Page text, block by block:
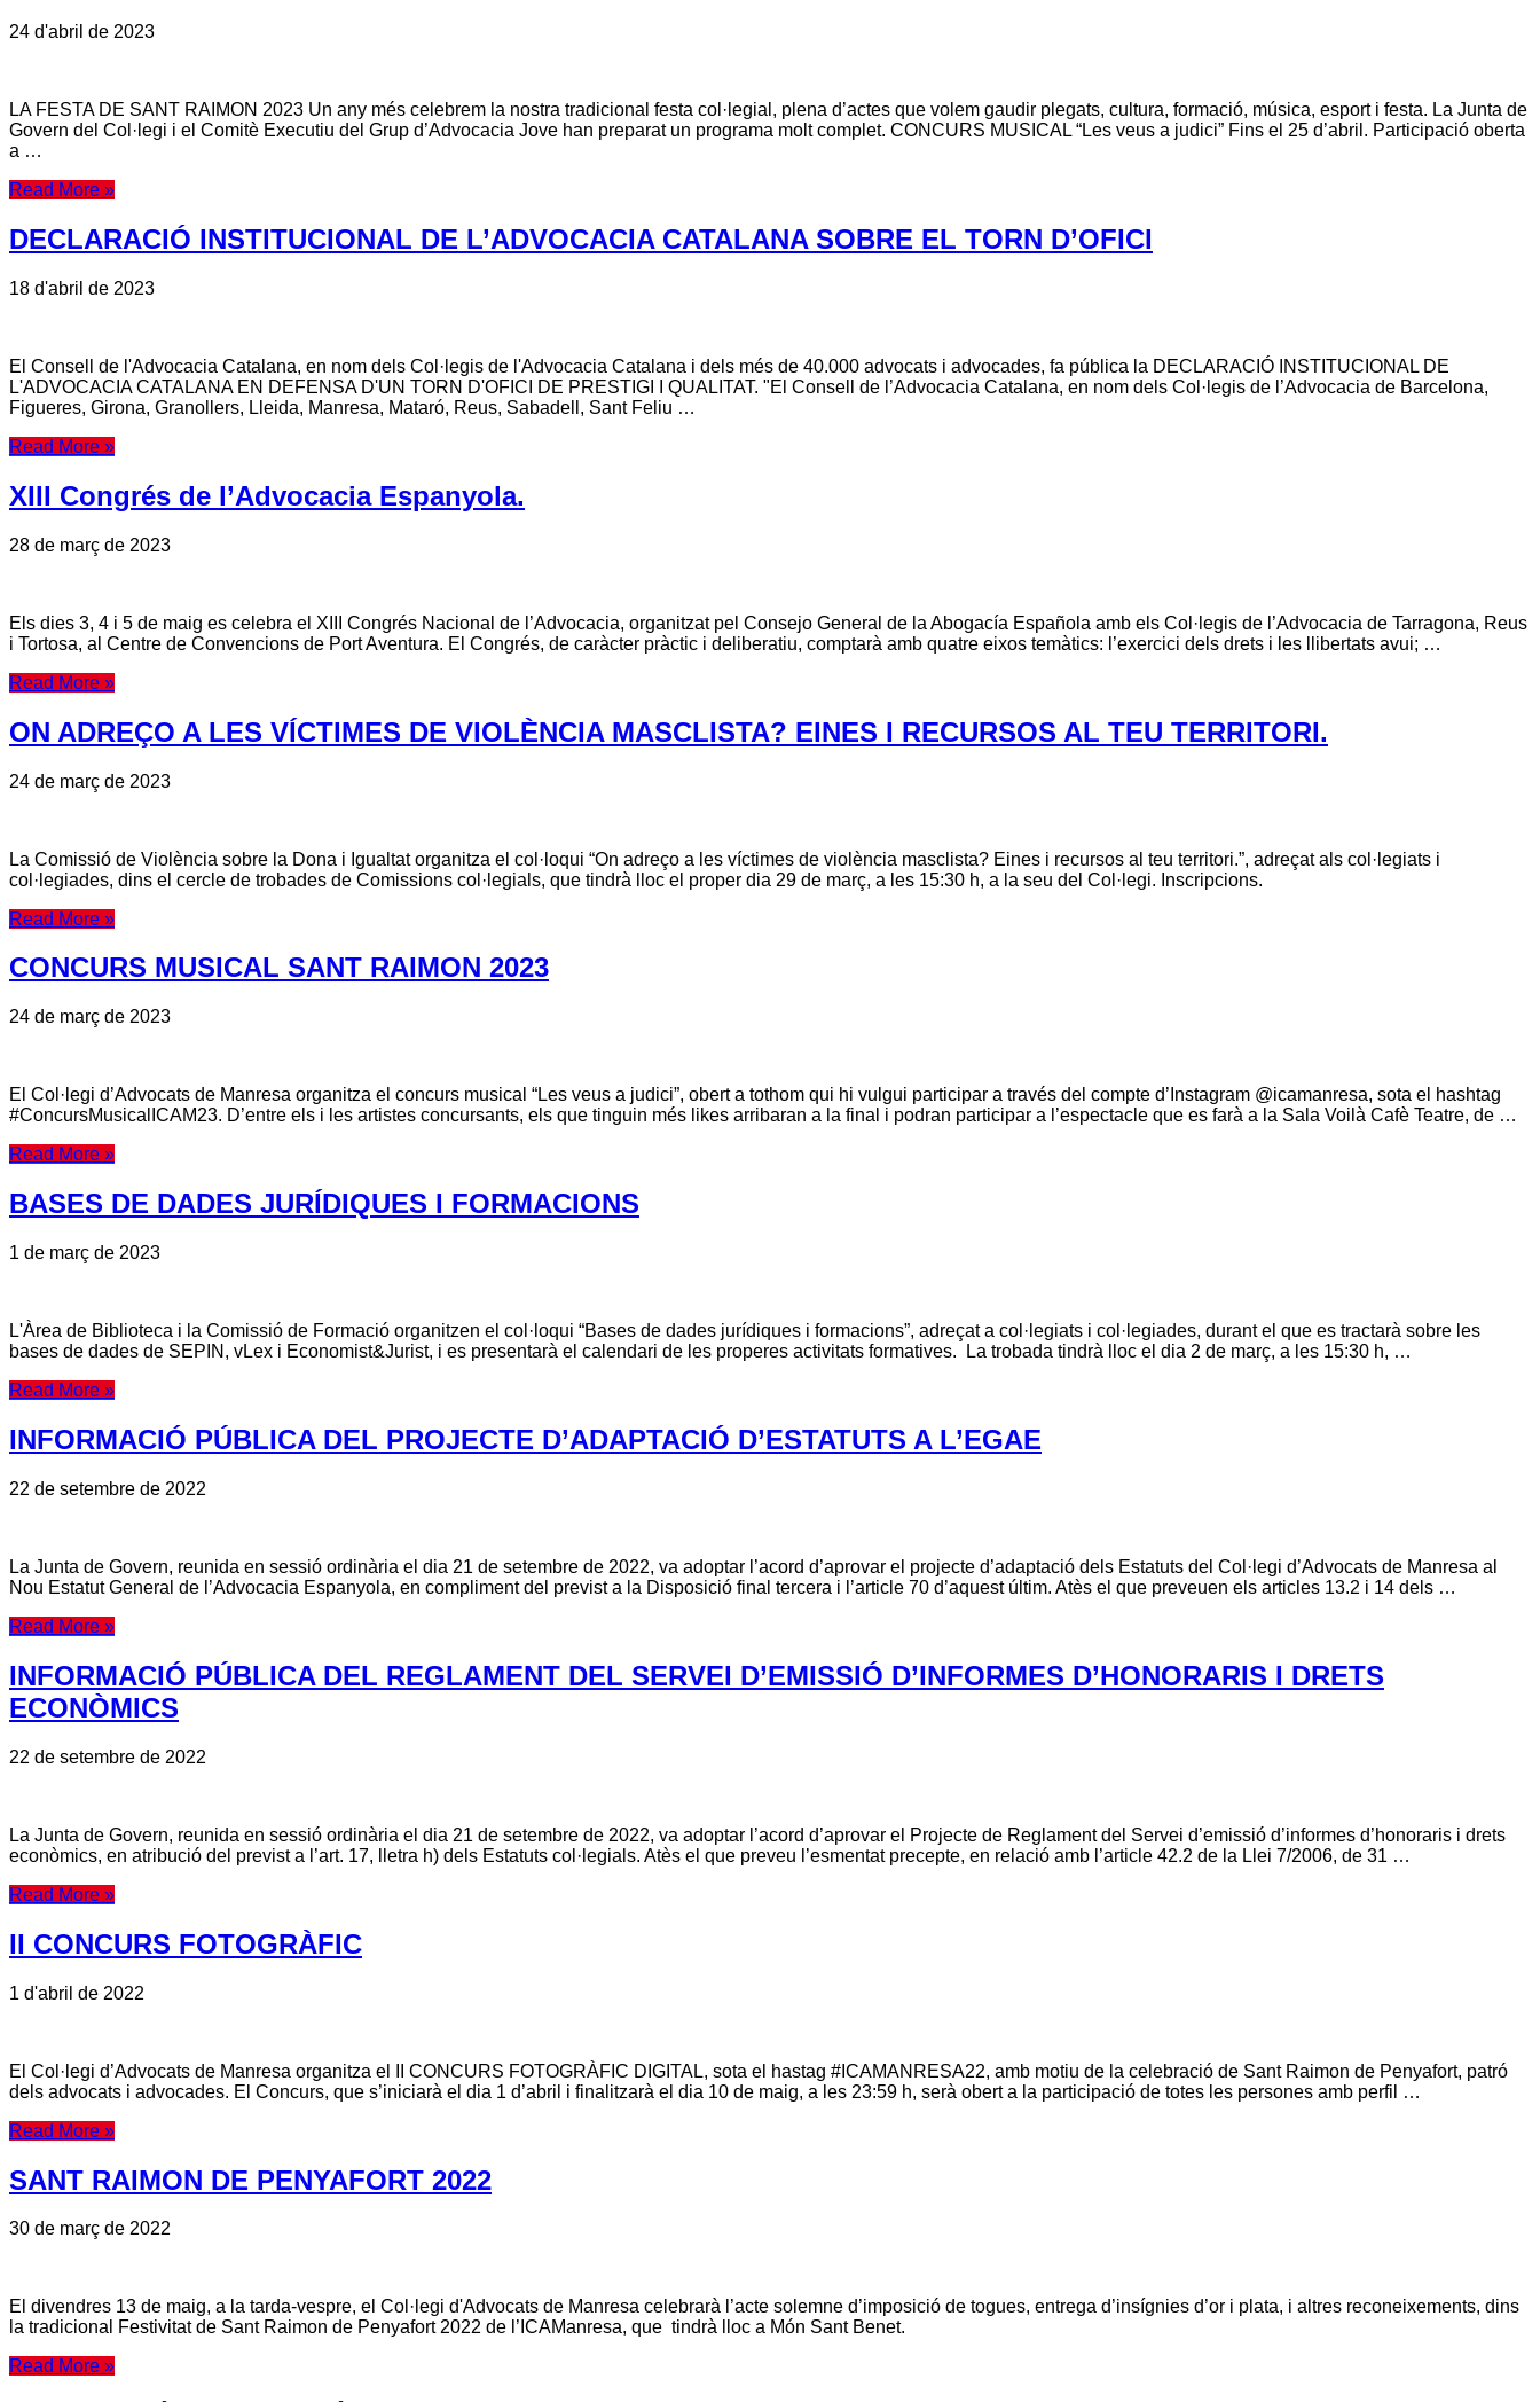
24 d'abril de 2023
LA FESTA DE SANT RAIMON 2023 Un any més celebrem la nostra tradicional festa col·legial, plena d’actes que volem gaudir plegats, cultura, formació, música, esport i festa. La Junta de
Govern del Col·legi i el Comitè Executiu del Grup d’Advocacia Jove han preparat un programa molt complet. CONCURS MUSICAL “Les veus a judici” Fins el 25 d’abril. Participació oberta
a …
Read More »
DECLARACIÓ INSTITUCIONAL DE L’ADVOCACIA CATALANA SOBRE EL TORN D’OFICI
18 d'abril de 2023
El Consell de l'Advocacia Catalana, en nom dels Col·legis de l'Advocacia Catalana i dels més de 40.000 advocats i advocades, fa pública la DECLARACIÓ INSTITUCIONAL DE
L'ADVOCACIA CATALANA EN DEFENSA D'UN TORN D'OFICI DE PRESTIGI I QUALITAT. "El Consell de l’Advocacia Catalana, en nom dels Col·legis de l’Advocacia de Barcelona,
Figueres, Girona, Granollers, Lleida, Manresa, Mataró, Reus, Sabadell, Sant Feliu …
Read More »
XIII Congrés de l’Advocacia Espanyola.
28 de març de 2023
Els dies 3, 4 i 5 de maig es celebra el XIII Congrés Nacional de l’Advocacia, organitzat pel Consejo General de la Abogacía Española amb els Col·legis de l’Advocacia de Tarragona, Reus
i Tortosa, al Centre de Convencions de Port Aventura. El Congrés, de caràcter pràctic i deliberatiu, comptarà amb quatre eixos temàtics: l’exercici dels drets i les llibertats avui; …
Read More »
ON ADREÇO A LES VÍCTIMES DE VIOLÈNCIA MASCLISTA? EINES I RECURSOS AL TEU TERRITORI.
24 de març de 2023
La Comissió de Violència sobre la Dona i Igualtat organitza el col·loqui “On adreço a les víctimes de violència masclista? Eines i recursos al teu territori.”, adreçat als col·legiats i
col·legiades, dins el cercle de trobades de Comissions col·legials, que tindrà lloc el proper dia 29 de març, a les 15:30 h, a la seu del Col·legi. Inscripcions.
Read More »
CONCURS MUSICAL SANT RAIMON 2023
24 de març de 2023
El Col·legi d’Advocats de Manresa organitza el concurs musical “Les veus a judici”, obert a tothom qui hi vulgui participar a través del compte d’Instagram @icamanresa, sota el hashtag
#ConcursMusicalICAM23. D’entre els i les artistes concursants, els que tinguin més likes arribaran a la final i podran participar a l’espectacle que es farà a la Sala Voilà Cafè Teatre, de …
Read More »
BASES DE DADES JURÍDIQUES I FORMACIONS
1 de març de 2023
L'Àrea de Biblioteca i la Comissió de Formació organitzen el col·loqui “Bases de dades jurídiques i formacions”, adreçat a col·legiats i col·legiades, durant el que es tractarà sobre les
bases de dades de SEPIN, vLex i Economist&Jurist, i es presentarà el calendari de les properes activitats formatives. La trobada tindrà lloc el dia 2 de març, a les 15:30 h, …
Read More »
INFORMACIÓ PÚBLICA DEL PROJECTE D’ADAPTACIÓ D’ESTATUTS A L’EGAE
22 de setembre de 2022
La Junta de Govern, reunida en sessió ordinària el dia 21 de setembre de 2022, va adoptar l’acord d’aprovar el projecte d’adaptació dels Estatuts del Col·legi d’Advocats de Manresa al
Nou Estatut General de l’Advocacia Espanyola, en compliment del previst a la Disposició final tercera i l’article 70 d’aquest últim. Atès el que preveuen els articles 13.2 i 14 dels …
Read More »
INFORMACIÓ PÚBLICA DEL REGLAMENT DEL SERVEI D’EMISSIÓ D’INFORMES D’HONORARIS I DRETS
ECONÒMICS
22 de setembre de 2022
La Junta de Govern, reunida en sessió ordinària el dia 21 de setembre de 2022, va adoptar l’acord d’aprovar el Projecte de Reglament del Servei d’emissió d’informes d’honoraris i drets
econòmics, en atribució del previst a l’art. 17, lletra h) dels Estatuts col·legials. Atès el que preveu l’esmentat precepte, en relació amb l’article 42.2 de la Llei 7/2006, de 31 …
Read More »
II CONCURS FOTOGRÀFIC
1 d'abril de 2022
El Col·legi d’Advocats de Manresa organitza el II CONCURS FOTOGRÀFIC DIGITAL, sota el hastag #ICAMANRESA22, amb motiu de la celebració de Sant Raimon de Penyafort, patró
dels advocats i advocades. El Concurs, que s’iniciarà el dia 1 d’abril i finalitzarà el dia 10 de maig, a les 23:59 h, serà obert a la participació de totes les persones amb perfil …
Read More »
SANT RAIMON DE PENYAFORT 2022
30 de març de 2022
El divendres 13 de maig, a la tarda-vespre, el Col·legi d'Advocats de Manresa celebrarà l’acte solemne d’imposició de togues, entrega d’insígnies d’or i plata, i altres reconeixements, dins
la tradicional Festivitat de Sant Raimon de Penyafort 2022 de l’ICAManresa, que tindrà lloc a Món Sant Benet.
Read More »